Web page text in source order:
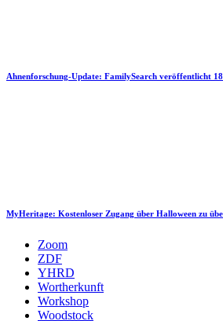
Ahnenforschung-Update: FamilySearch veröffentlicht
MyHeritage: Kostenloser Zugang über Halloween zu
Zoom
ZDF
YHRD
Wortherkunft
Workshop
Woodstock